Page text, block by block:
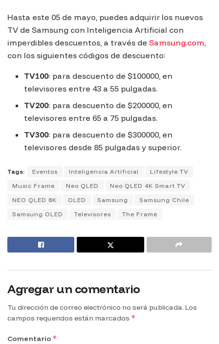
Hasta este 05 de mayo, puedes adquirir los nuevos
TV de Samsung con Inteligencia Artificial con
imperdibles descuentos, a través de Samsung.com,
con los siguientes códigos de descuento:
TV100: para descuento de $100000, en
televisores entre 43 a 55 pulgadas.
TV200: para descuento de $200000, en
televisores entre 65 a 75 pulgadas.
TV300: para descuento de $300000, en
televisores desde 85 pulgadas y superior.
Tags: Eventos Inteligencia Artificial
Lifestyle TV
Music Frame
Neo QLED
Neo QLED 4K Smart TV
NEO QLED 8K
OLED Samsung
Samsung Chile
Samsung OLED
Televisores The Frame
Agregar un comentario
Tu dirección de correo electrónico no será publicada. Los
campos requeridos están marcados *
Comentario *